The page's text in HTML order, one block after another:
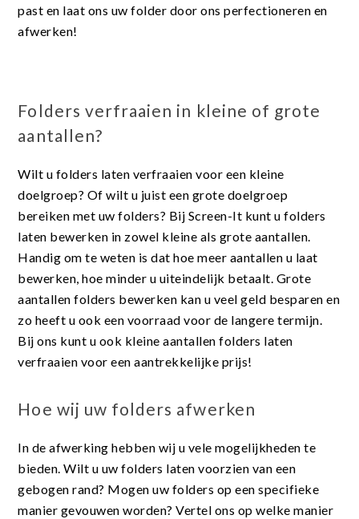
past en laat ons uw folder door ons perfectioneren en
afwerken!
Folders verfraaien in kleine of grote
aantallen?
Wilt u folders laten verfraaien voor een kleine
doelgroep? Of wilt u juist een grote doelgroep
bereiken met uw folders? Bij Screen-It kunt u folders
laten bewerken in zowel kleine als grote aantallen.
Handig om te weten is dat hoe meer aantallen u laat
bewerken, hoe minder u uiteindelijk betaalt. Grote
aantallen folders bewerken kan u veel geld besparen en
zo heeft u ook een voorraad voor de langere termijn.
Bij ons kunt u ook kleine aantallen folders laten
verfraaien voor een aantrekkelijke prijs!
Hoe wij uw folders afwerken
In de afwerking hebben wij u vele mogelijkheden te
bieden. Wilt u uw folders laten voorzien van een
gebogen rand? Mogen uw folders op een specifieke
manier gevouwen worden? Vertel ons op welke manier